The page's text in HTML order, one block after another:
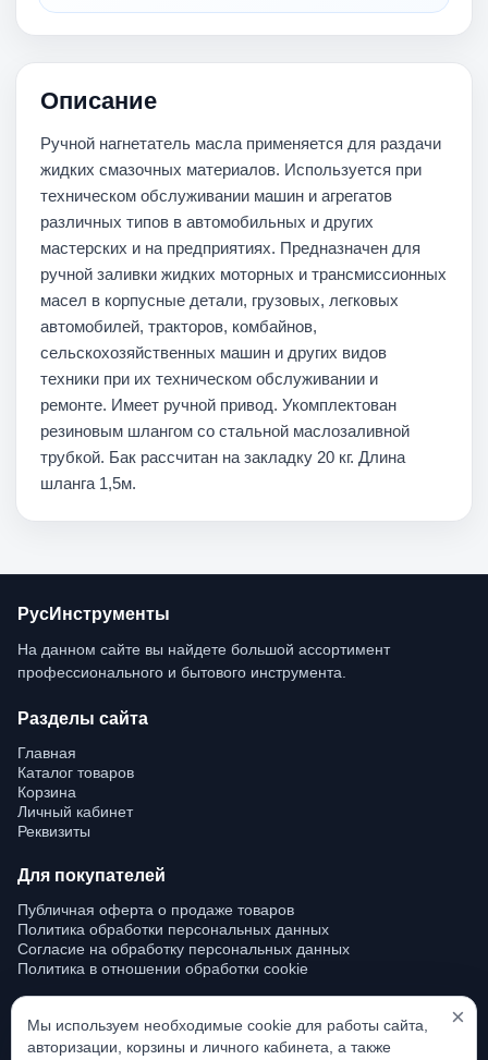
Описание
Ручной нагнетатель масла применяется для раздачи
жидких смазочных материалов. Используется при
техническом обслуживании машин и агрегатов
различных типов в автомобильных и других
мастерских и на предприятиях. Предназначен для
ручной заливки жидких моторных и трансмиссионных
масел в корпусные детали, грузовых, легковых
автомобилей, тракторов, комбайнов,
сельскохозяйственных машин и других видов
техники при их техническом обслуживании и
ремонте. Имеет ручной привод. Укомплектован
резиновым шлангом со стальной маслозаливной
трубкой. Бак рассчитан на закладку 20 кг. Длина
шланга 1,5м.
РусИнструменты
На данном сайте вы найдете большой ассортимент
профессионального и бытового инструмента.
Разделы сайта
Главная
Каталог товаров
Корзина
Личный кабинет
Реквизиты
Для покупателей
Публичная оферта о продаже товаров
Политика обработки персональных данных
Согласие на обработку персональных данных
Политика в отношении обработки cookie
+7-495-584-04-00
×
Мы используем необходимые cookie для работы сайта,
авторизации, корзины и личного кабинета, а также